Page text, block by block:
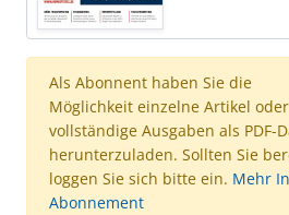
Als Abonnent haben Sie die
Möglichkeit einzelne Artikel oder
vollständige Ausgaben als PDF-
herunterzuladen. Sollten Sie
loggen Sie sich bitte ein. Mehr
Abonnement